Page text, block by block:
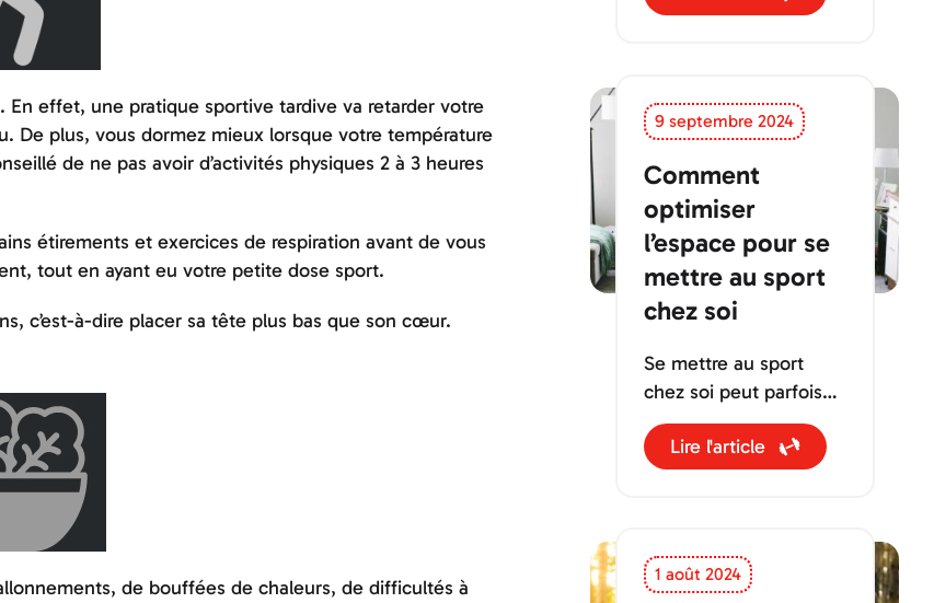
effet, une pratique sportive tardive va retarder votre
De plus, vous dormez mieux lorsque votre température
de ne pas avoir d’activités physiques 2 à 3 heures
étirements et exercices de respiration avant de vous
tout en ayant eu votre petite dose sport.
c’est-à-dire placer sa tête plus bas que son cœur.
de bouffées de chaleurs, de difficultés à
une carte de restaurant
9 septembre 2024
Comment
optimiser
l’espace pour se
mettre au sport
chez soi
Se mettre au sport
chez soi peut parfois
sembler difficile. La
plupart des excuses
que vous vous
Lire l'article
1 août 2024